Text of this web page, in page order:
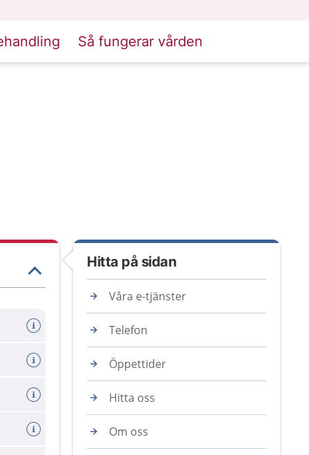
Så fungerar vården
Hitta på sidan
Våra e-tjänster
Telefon
Öppettider
Hitta oss
Om oss